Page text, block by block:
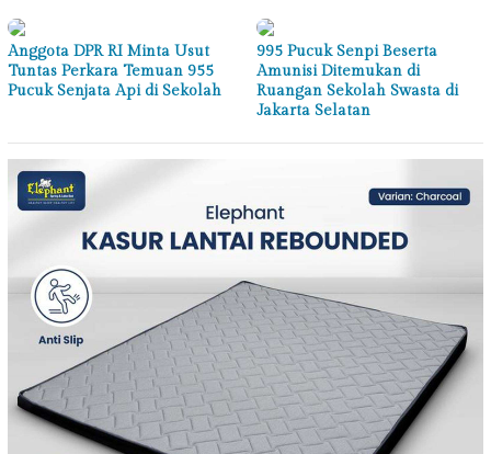
Anggota DPR RI Minta Usut
Tuntas Perkara Temuan 955
Pucuk Senjata Api di Sekolah
995 Pucuk Senpi Beserta
Amunisi Ditemukan di
Ruangan Sekolah Swasta di
Jakarta Selatan